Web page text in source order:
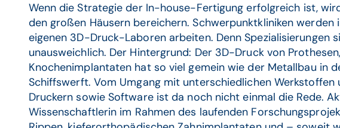
Wenn die Strategie der In-house-Fertigung erfolgreich ist,
den großen Häusern bereichern. Schwerpunktkliniken werden
eigenen 3D-Druck-Laboren arbeiten. Denn Spezialisierungen
unausweichlich. Der Hintergrund: Der 3D-Druck von
Knochenimplantaten hat so viel gemein wie der Metallbau in
Schiffswerft. Vom Umgang mit unterschiedlichen Werkstoffen
Druckern sowie Software ist da noch nicht einmal die Rede.
Wissenschaftlerin im Rahmen des laufenden